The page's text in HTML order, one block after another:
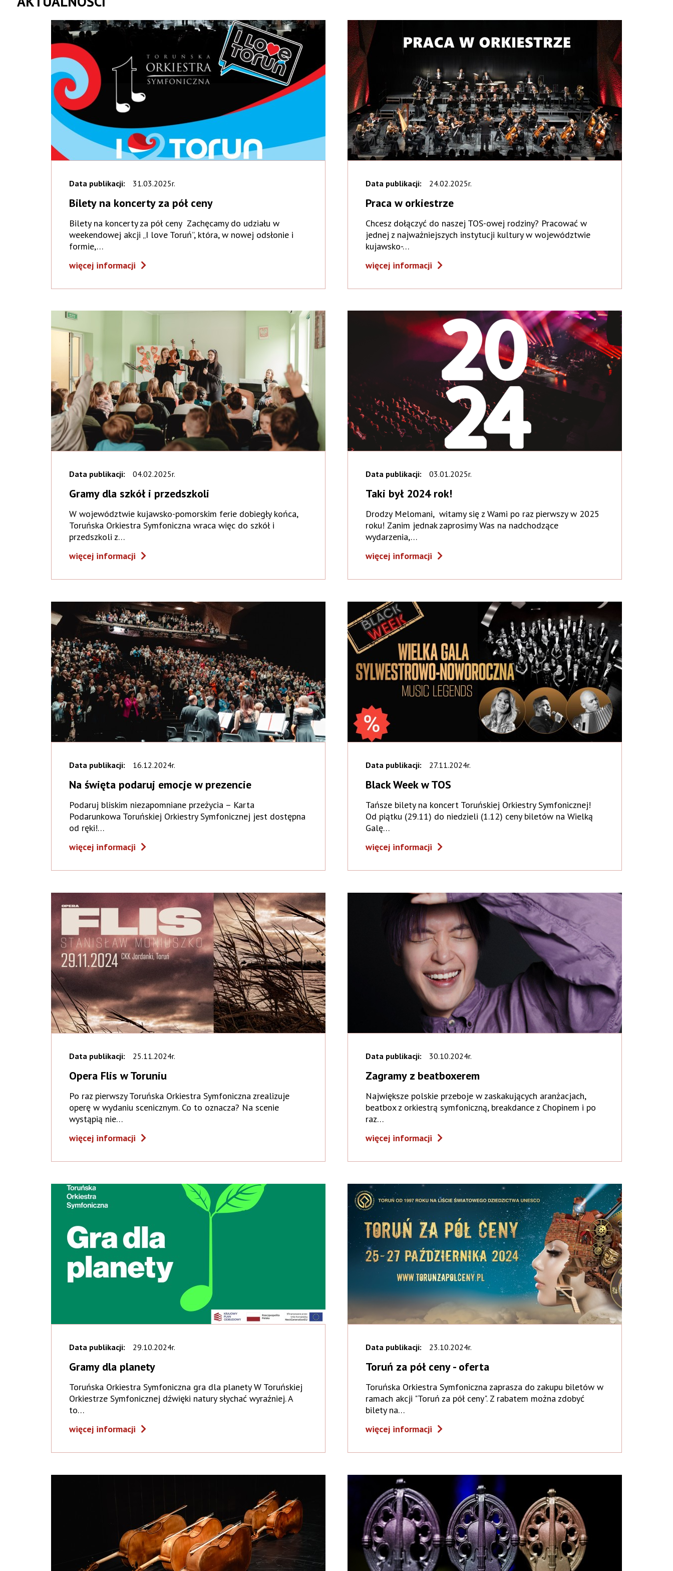
Data publikacji: 31.03.2025r.
Bilety na koncerty za pół ceny
Bilety na koncerty za pół ceny Zachęcamy do udziału w
weekendowej akcji „I love Toruń”, która, w nowej odsłonie i
formie,…
więcej informacji
Data publikacji: 24.02.2025r.
Praca w orkiestrze
Chcesz dołączyć do naszej TOS-owej rodziny? Pracować w
jednej z najważniejszych instytucji kultury w województwie
kujawsko-…
więcej informacji
Data publikacji: 04.02.2025r.
Gramy dla szkół i przedszkoli
W województwie kujawsko-pomorskim ferie dobiegły końca,
Toruńska Orkiestra Symfoniczna wraca więc do szkół i
przedszkoli z…
więcej informacji
Data publikacji: 03.01.2025r.
Taki był 2024 rok!
Drodzy Melomani, witamy się z Wami po raz pierwszy w 2025
roku! Zanim jednak zaprosimy Was na nadchodzące
wydarzenia,…
więcej informacji
Data publikacji: 16.12.2024r.
Na święta podaruj emocje w prezencie
Podaruj bliskim niezapomniane przeżycia – Karta
Podarunkowa Toruńskiej Orkiestry Symfonicznej jest dostępna
od ręki!…
więcej informacji
Data publikacji: 27.11.2024r.
Black Week w TOS
Tańsze bilety na koncert Toruńskiej Orkiestry Symfonicznej!
Od piątku (29.11) do niedzieli (1.12) ceny biletów na Wielką
Galę…
więcej informacji
Data publikacji: 25.11.2024r.
Opera Flis w Toruniu
Po raz pierwszy Toruńska Orkiestra Symfoniczna zrealizuje
operę w wydaniu scenicznym. Co to oznacza? Na scenie
wystąpią nie…
więcej informacji
Data publikacji: 30.10.2024r.
Zagramy z beatboxerem
Największe polskie przeboje w zaskakujących aranżacjach,
beatbox z orkiestrą symfoniczną, breakdance z Chopinem i po
raz…
więcej informacji
Data publikacji: 29.10.2024r.
Gramy dla planety
Toruńska Orkiestra Symfoniczna gra dla planety W Toruńskiej
Orkiestrze Symfonicznej dźwięki natury słychać wyraźniej. A
to…
więcej informacji
Data publikacji: 23.10.2024r.
Toruń za pół ceny - oferta
Toruńska Orkiestra Symfoniczna zaprasza do zakupu biletów w
ramach akcji "Toruń za pół ceny". Z rabatem można zdobyć
bilety na…
więcej informacji